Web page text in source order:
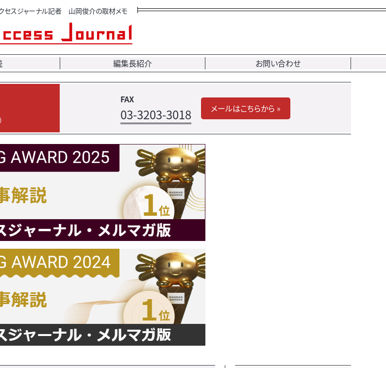
セスジャーナル記者 山岡俊介の取材メモ
編集長紹介 お問い合わせ
FAX
03-3203-3018 メールはこちらから »